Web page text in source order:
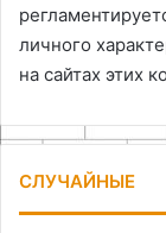
личного
на сайтах этих
СЛУЧАЙНЫЕ